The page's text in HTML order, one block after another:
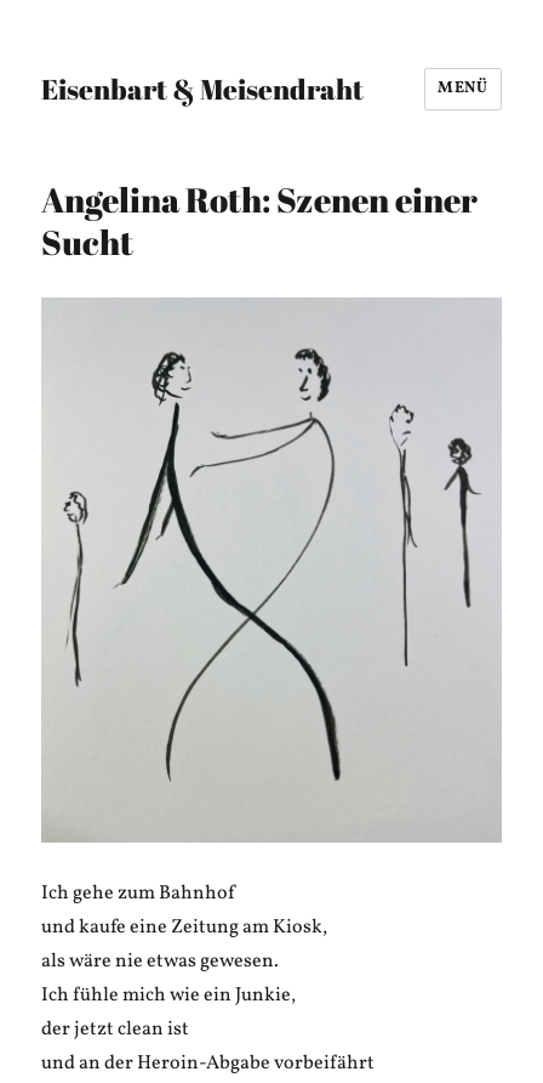
Eisenbart & Meisendraht MENÜ
Angelina Roth: Szenen einer
Sucht
Ich gehe zum Bahnhof
und kaufe eine Zeitung am Kiosk,
als wäre nie etwas gewesen.
Ich fühle mich wie ein Junkie,
der jetzt clean ist
und an der Heroin-Abgabe vorbeifährt